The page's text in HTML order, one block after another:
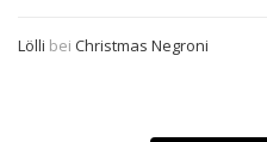
Lölli bei Christmas Negroni